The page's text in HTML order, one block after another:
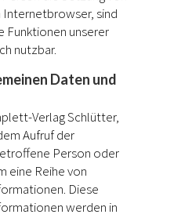
sind
Funktionen unserer
nutzbar.
Daten und
Verlag Schlütter,
Aufruf der
Person oder
eine Reihe von
Diese
werden in